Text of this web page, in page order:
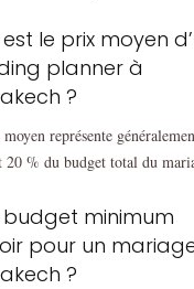
le prix moyen
planner à
?
représente
20 % du budget total du
budget minimum
pour un
?